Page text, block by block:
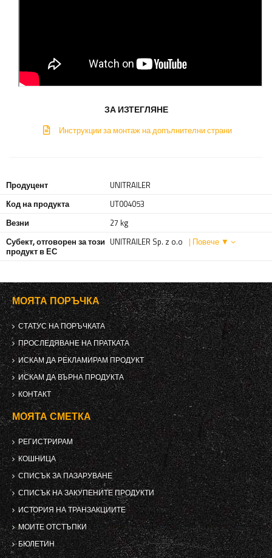
ЗА ИЗТЕГЛЯНЕ
Инструкции за монтаж на допълнителни страни
Продуцент
UNITRAILER
Код на продукта
UT004053
Везни
27 kg
Субект, отговорен за този
продукт в ЕС
UNITRAILER Sp. z o.o | Повече ▼
МОЯТА ПОРЪЧКА
СТАТУС НА ПОРЪЧКАТА
ПРОСЛЕДЯВАНЕ НА ПРАТКАТА
ИСКАМ ДА РЕКЛАМИРАМ ПРОДУКТ
ИСКАМ ДА ВЪРНА ПРОДУКТА
КОНТАКТ
МОЯТА СМЕТКА
РЕГИСТРИРАМ
КОШНИЦА
СПИСЪК ЗА ПАЗАРУВАНЕ
СПИСЪК НА ЗАКУПЕНИТЕ ПРОДУКТИ
ИСТОРИЯ НА ТРАНЗАКЦИИТЕ
МОИТЕ ОТСТЪПКИ
БЮЛЕТИН